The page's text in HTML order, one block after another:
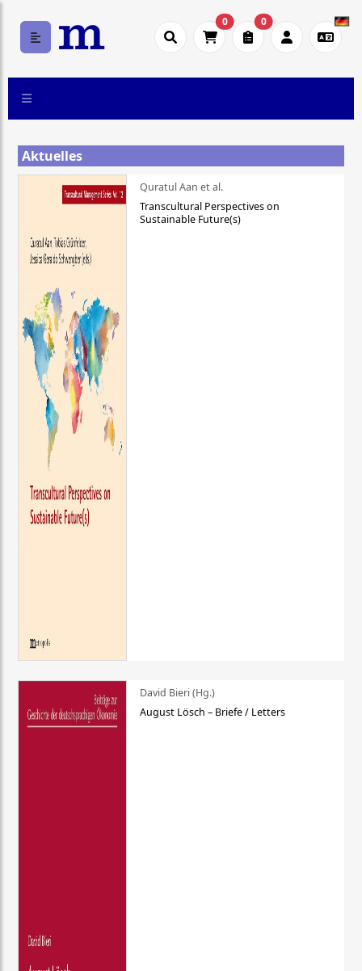
0 0
Aktuelles
Quratul Aan et al.
Transcultural Perspectives on
Sustainable Future(s)
David Bieri (Hg.)
August Lösch – Briefe / Letters